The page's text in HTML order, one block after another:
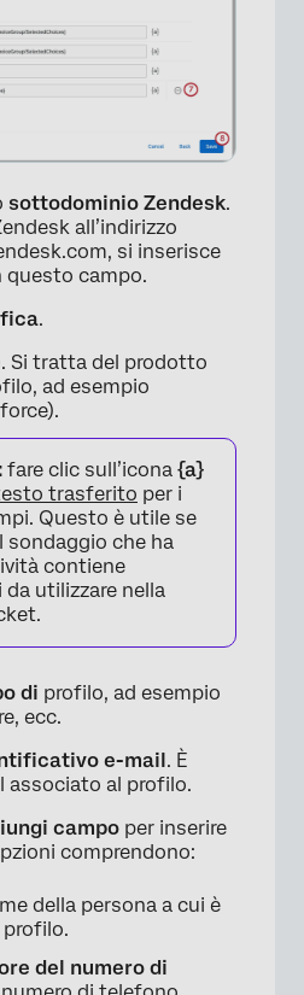
sottodominio Zendesk.
all’indirizzo
si inserisce
questo campo.
.
. Si tratta del prodotto
ad esempio
fare clic sull’icona {a}
trasferito per i
Questo è utile se
sondaggio che ha
contiene
utilizzare nella
di profilo, ad esempio
ecc.
e-mail . È
associato al profilo.
campo per inserire
comprendono:
della persona a cui è
del numero di